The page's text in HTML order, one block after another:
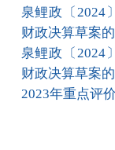
泉鲤政〔2024
财政决算草案
泉鲤政〔2024
财政决算草案
2023年重点评